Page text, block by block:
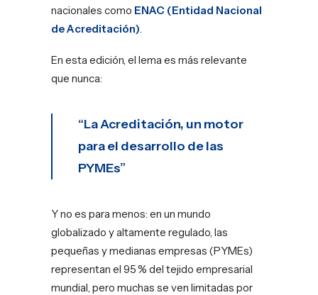
nacionales como ENAC (Entidad Nacional
de Acreditación).
En esta edición, el lema es más relevante
que nunca:
“La Acreditación, un motor
para el desarrollo de las
PYMEs”
Y no es para menos: en un mundo
globalizado y altamente regulado, las
pequeñas y medianas empresas (PYMEs)
representan el 95 % del tejido empresarial
mundial, pero muchas se ven limitadas por